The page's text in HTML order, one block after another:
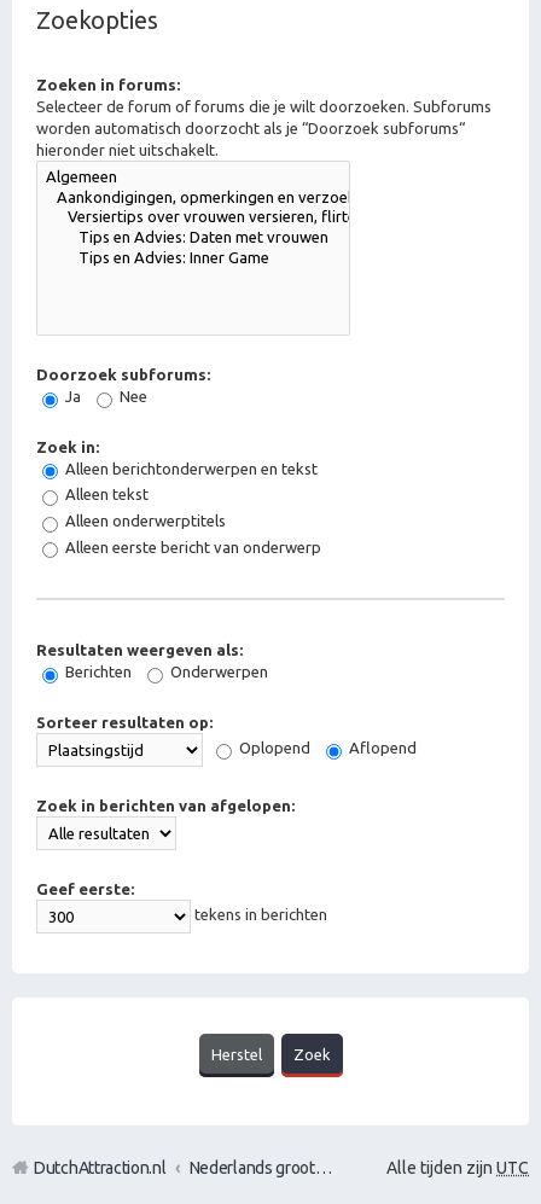
Zoekopties
Zoeken in forums:
Selecteer de forum of forums die je wilt doorzoeken. Subforums
worden automatisch doorzocht als je “Doorzoek subforums“
hieronder niet uitschakelt.
Doorzoek subforums:
Ja
Nee
Zoek in:
Alleen berichtonderwerpen en tekst
Alleen tekst
Alleen onderwerptitels
Alleen eerste bericht van onderwerp
Resultaten weergeven als:
Berichten
Onderwerpen
Sorteer resultaten op:
Oplopend
Aflopend
Zoek in berichten van afgelopen:
Geef eerste:
tekens in berichten
Alle tijden zijn UTC
DutchAttraction.nl Nederlands grootste Dutch Attraction, Lifestyle, Vrouwen versieren en Pick-Up (PUA) Forum